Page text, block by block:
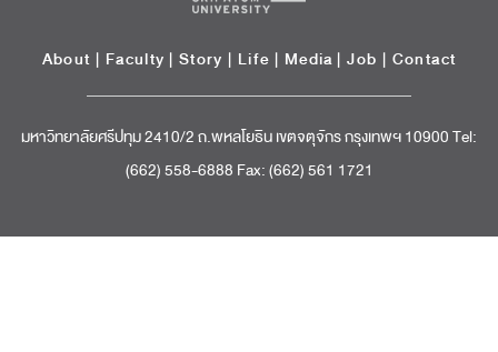
About | Faculty | Story | Life | Media |Job | Contact
มหาวิทยาลัยศรีปทุม 2410/2 ถ.พหลโยธิน เขตจตุจักร กรุงเทพฯ 10900 Tel:
(662) 558-6888 Fax: (662) 561 1721